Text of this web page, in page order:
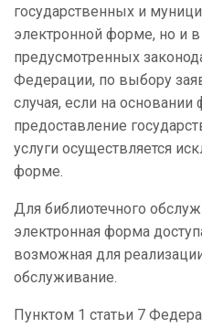
государственных и
электронной форме, но и
предусмотренных
Федерации, по выбору
случая, если на
предоставление
услуги осуществляется
форме.
Для библиотечного
электронная форма
возможная для
обслуживание.
Пунктом 1 статьи 7